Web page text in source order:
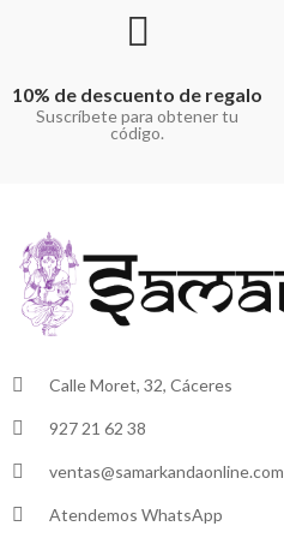
10% de descuento de regalo
Suscríbete para obtener tu
código.
Calle Moret, 32, Cáceres
927 21 62 38
ventas@samarkandaonline.com
Atendemos WhatsApp